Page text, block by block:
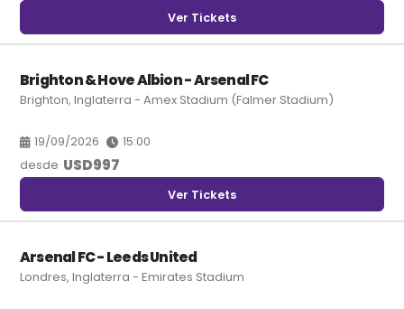
Ver Tickets
Brighton & Hove Albion - Arsenal FC
Brighton, Inglaterra - Amex Stadium (Falmer Stadium)
19/09/2026
15:00
desde USD997
Ver Tickets
Arsenal FC - Leeds United
Londres, Inglaterra - Emirates Stadium